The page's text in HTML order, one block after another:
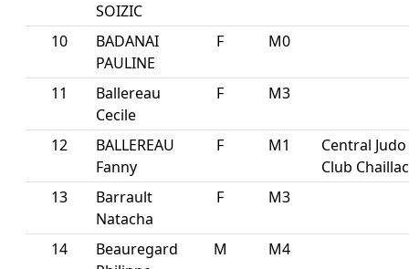
SOIZIC
10
BADANAI
PAULINE
F M0
11
Ballereau
Cecile
F M3
12
BALLEREAU
Fanny
F M1
Central Judo
Club Chaillac
13
Barrault
Natacha
F M3
14
Beauregard
M M4